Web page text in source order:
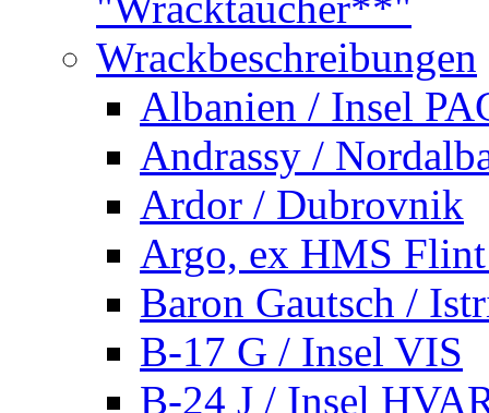
Wrackbeschreibungen
Albanien / Insel
Andrassy /
Ardor / Dubrovnik
Argo, ex HMS
Baron Gautsch /
B-17 G / Insel VIS
B-24 J / Insel